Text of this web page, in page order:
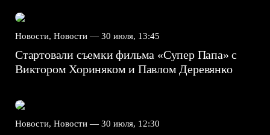
Новости, Новости — 30 июля, 13:45
Стартовали съемки фильма «Супер Папа» с
Виктором Хориняком и Павлом Деревянко
Новости, Новости — 30 июля, 12:30